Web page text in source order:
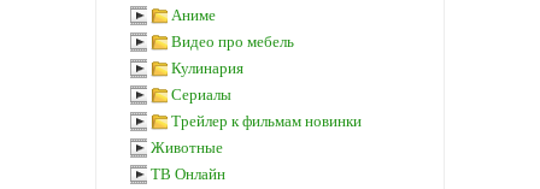
Аниме
Видео про мебель
Кулинария
Сериалы
Трейлер к фильмам новинки
Животные
ТВ Онлайн